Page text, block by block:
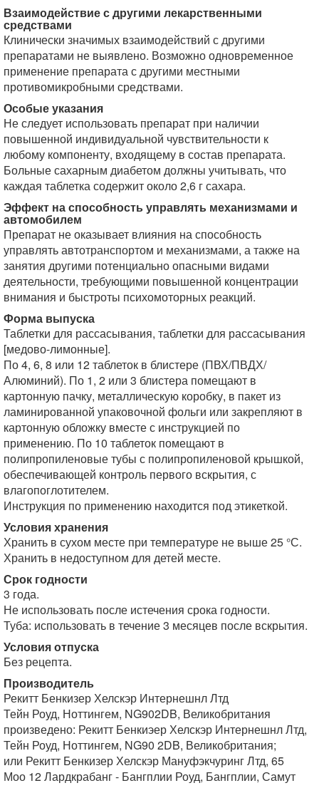
Взаимодействие с другими лекарственными
средствами
Клинически значимых взаимодействий с другими
препаратами не выявлено. Возможно одновременное
применение препарата с другими местными
противомикробными средствами.
Особые указания
Не следует использовать препарат при наличии
повышенной индивидуальной чувствительности к
любому компоненту, входящему в состав препарата.
Больные сахарным диабетом должны учитывать, что
каждая таблетка содержит около 2,6 г сахара.
Эффект на способность управлять механизмами и
автомобилем
Препарат не оказывает влияния на способность
управлять автотранспортом и механизмами, а также на
занятия другими потенциально опасными видами
деятельности, требующими повышенной концентрации
внимания и быстроты психомоторных реакций.
Форма выпуска
Таблетки для рассасывания, таблетки для рассасывания
[медово-лимонные].
По 4, 6, 8 или 12 таблеток в блистере (ПВХ/ПВДХ/
Алюминий). По 1, 2 или 3 блистера помещают в
картонную пачку, металлическую коробку, в пакет из
ламинированной упаковочной фольги или закрепляют в
картонную обложку вместе с инструкцией по
применению. По 10 таблеток помещают в
полипропиленовые тубы с полипропиленовой крышкой,
обеспечивающей контроль первого вскрытия, с
влагопоглотителем.
Инструкция по применению находится под этикеткой.
Условия хранения
Хранить в сухом месте при температуре не выше 25 °С.
Хранить в недоступном для детей месте.
Срок годности
3 года.
Не использовать после истечения срока годности.
Туба: использовать в течение 3 месяцев после вскрытия.
Условия отпуска
Без рецепта.
Производитель
Рекитт Бенкизер Хелскэр Интернешнл Лтд
Тейн Роуд, Ноттингем, NG902DB, Великобритания
произведено: Рекитт Бенкиэер Хелскэр Интернешнл Лтд,
Тейн Роуд, Ноттингем, NG90 2DB, Великобритания;
или Рекитт Бенкизер Хелскэр Мануфэкчуринг Лтд, 65
Моо 12 Лардкрабанг - Бангплии Роуд, Бангплии, Самут